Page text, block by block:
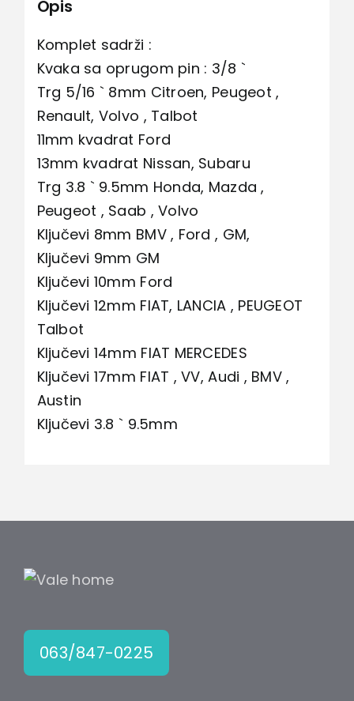
Opis
Komplet sadrži :
Kvaka sa oprugom pin : 3/8 `
Trg 5/16 ` 8mm Citroen, Peugeot ,
Renault, Volvo , Talbot
11mm kvadrat Ford
13mm kvadrat Nissan, Subaru
Trg 3.8 ` 9.5mm Honda, Mazda ,
Peugeot , Saab , Volvo
Ključevi 8mm BMV , Ford , GM,
Ključevi 9mm GM
Ključevi 10mm Ford
Ključevi 12mm FIAT, LANCIA , PEUGEOT
Talbot
Ključevi 14mm FIAT MERCEDES
Ključevi 17mm FIAT , VV, Audi , BMV ,
Austin
Ključevi 3.8 ` 9.5mm
063/847-0225